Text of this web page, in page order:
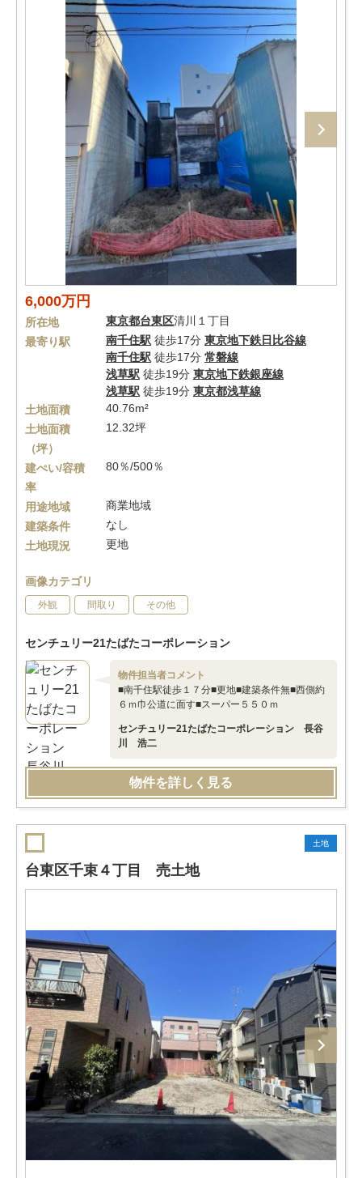
6,000万円
所在地 東京都台東区清川１丁目
最寄り駅
南千住駅 徒歩17分 東京地下鉄日比谷線
南千住駅 徒歩17分 常磐線
浅草駅 徒歩19分 東京地下鉄銀座線
浅草駅 徒歩19分 東京都浅草線
土地面積
40.76m²
土地面積
（坪）
12.32坪
建ぺい/容積
率
80％/500％
用途地域
商業地域
建築条件
なし
土地現況
更地
画像カテゴリ
外観 間取り その他
センチュリー21たばたコーポレーション
物件担当者コメント
■南千住駅徒歩１７分■更地■建築条件無■西側約
６ｍ巾公道に面す■スーパー５５０ｍ
センチュリー21たばたコーポレーション 長谷
川 浩二
物件を詳しく見る
土地
台東区千束４丁目 売土地